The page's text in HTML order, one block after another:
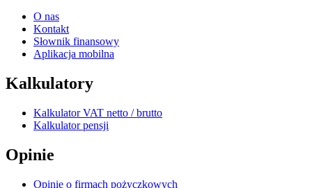
O nas
Kontakt
Słownik finansowy
Aplikacja mobilna
Kalkulatory
Kalkulator VAT netto / brutto
Kalkulator pensji
Opinie
Opinie o firmach pożyczkowych